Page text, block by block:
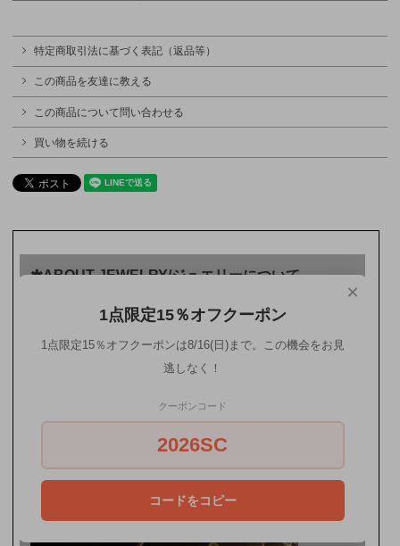
特定商取引法に基づく表記（返品等）
この商品を友達に教える
この商品について問い合わせる
買い物を続ける